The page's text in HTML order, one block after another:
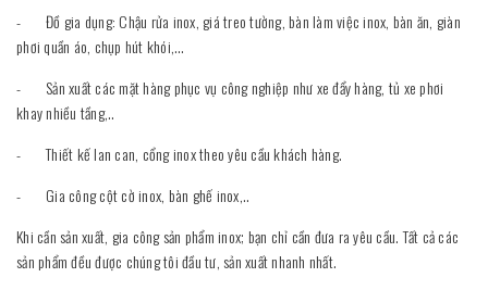
- Đồ gia dụng: Chậu rửa inox, giá treo tường, bàn làm việc inox, bàn ăn, giàn
phơi quần áo, chụp hút khói,…
- Sản xuất các mặt hàng phục vụ công nghiệp như xe đẩy hàng, tủ xe phơi
khay nhiều tầng,..
- Thiết kế lan can, cổng inox theo yêu cầu khách hàng.
- Gia công cột cờ inox, bàn ghế inox,..
Khi cần sản xuất, gia công sản phẩm inox; bạn chỉ cần đưa ra yêu cầu. Tất cả các
sản phẩm đều được chúng tôi đầu tư, sản xuất nhanh nhất.